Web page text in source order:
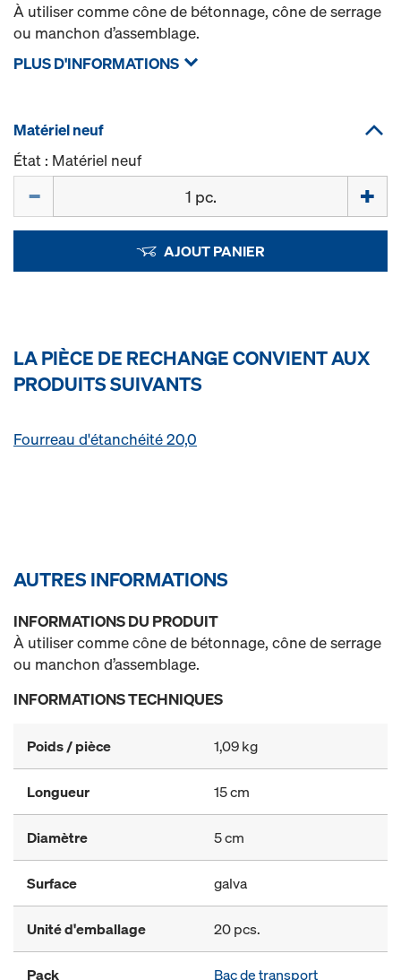
À utiliser comme cône de bétonnage, cône de serrage
ou manchon d’assemblage.
PLUS D'INFORMATIONS
Matériel neuf
État : Matériel neuf
AJOUT PANIER
LA PIÈCE DE RECHANGE CONVIENT AUX
PRODUITS SUIVANTS
Fourreau d'étanchéité 20,0
AUTRES INFORMATIONS
INFORMATIONS DU PRODUIT
À utiliser comme cône de bétonnage, cône de serrage
ou manchon d’assemblage.
INFORMATIONS TECHNIQUES
Poids / pièce 1,09 kg
Longueur 15 cm
Diamètre 5 cm
Surface galva
Unité d'emballage 20 pcs.
Pack
Bac de transport